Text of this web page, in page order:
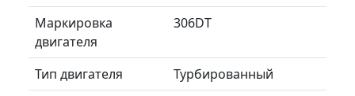
Маркировка
двигателя
306DT
Тип двигателя
Турбированный